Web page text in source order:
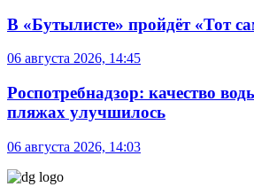
В «Бутылисте» пройдёт «Тот
06 августа 2026, 14:45
Роспотребнадзор: качество
пляжах улучшилось
06 августа 2026, 14:03